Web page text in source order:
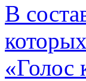
В
«Голос